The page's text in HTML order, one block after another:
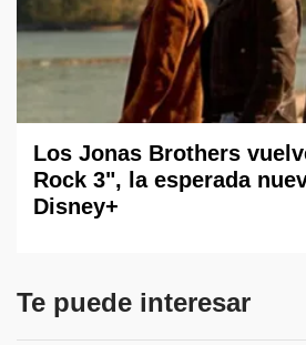
Los Jonas Brothers
Rock 3", la esperada
Disney+
Te puede interesar